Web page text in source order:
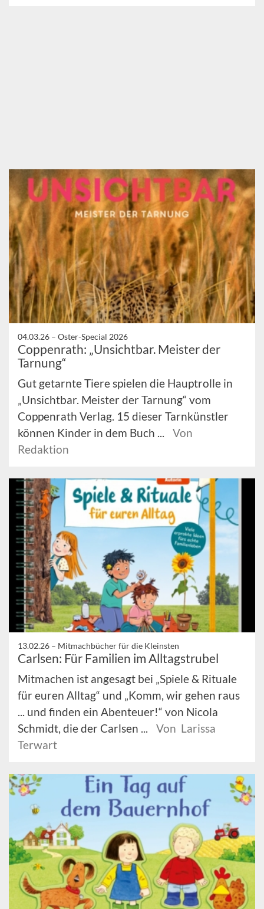
04.03.26 – Oster-Special 2026
Coppenrath: „Unsichtbar. Meister der
Tarnung“
Gut getarnte Tiere spielen die Hauptrolle in
„Unsichtbar. Meister der Tarnung“ vom
Coppenrath Verlag. 15 dieser Tarnkünstler
können Kinder in dem Buch ...
Von
Redaktion
13.02.26 – Mitmachbücher für die Kleinsten
Carlsen: Für Familien im Alltagstrubel
Mitmachen ist angesagt bei „Spiele & Rituale
für euren Alltag“ und „Komm, wir gehen raus
... und finden ein Abenteuer!“ von Nicola
Schmidt, die der Carlsen ...
Von Larissa
Terwart